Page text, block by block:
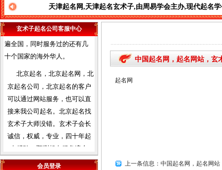
天津起名网,天津起名玄术子,由周易学会主办,现代起名学创始人,玄
玄术子起名公司客服中心
过网络网站，有的设立门市经
营，玄术子会长预测起名服务
遍全国，同时服务过的还有几
十个国家的海外华人。
北京起名，北京起名网，北
京起名公司，北京起名的客户
可以通过网站服务，也可以直
接来我公司起名。北京起名找
玄术子大师没错。玄术子会长
诚信，权威，专业，四十年起
名经验，预测起名服务遍全
国，及港台，三十多个国家的
海外华人。
会员登录
中国起名网，起名网站，玄
起名网
上一条信息： 中国起名网，起名网